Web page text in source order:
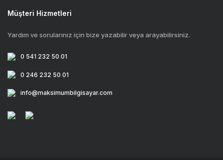
Müşteri Hizmetleri
Yardım ve sorularınız için bize yazabilir veya arayabilirsiniz.
0 541 232 50 01
0 246 232 50 01
info@maksimumbilgisayar.com